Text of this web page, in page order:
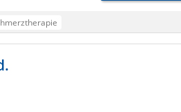
(TCM)